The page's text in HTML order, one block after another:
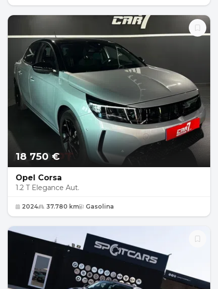
18 750 €
Opel Corsa
1.2 T Elegance Aut.
2024 37.780 km Gasolina